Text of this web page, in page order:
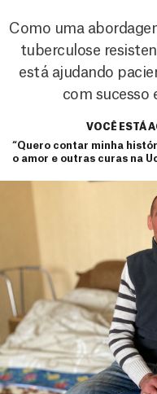
Como uma
tuberculose
está ajudando
com sucesso
VOCÊ ESTÁ
“Quero contar minha
o amor e outras curas na